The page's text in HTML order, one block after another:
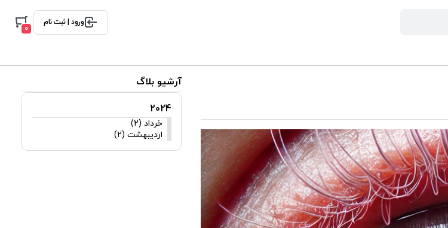
ورود | ثبت نام
0
آرشیو بلاگ
2024
خرداد (2)
اردیبهشت (2)